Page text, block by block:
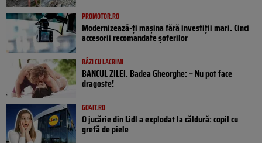
PROMOTOR.RO
Modernizează-ți mașina fără investiții mari. Cinci
accesorii recomandate șoferilor
RÂZI CU LACRIMI
BANCUL ZILEI. Badea Gheorghe: – Nu pot face
dragoste!
GO4IT.RO
O jucărie din Lidl a explodat la căldură: copil cu
grefă de piele